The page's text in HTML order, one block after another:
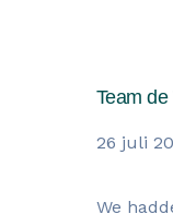
Team
26 juli
We